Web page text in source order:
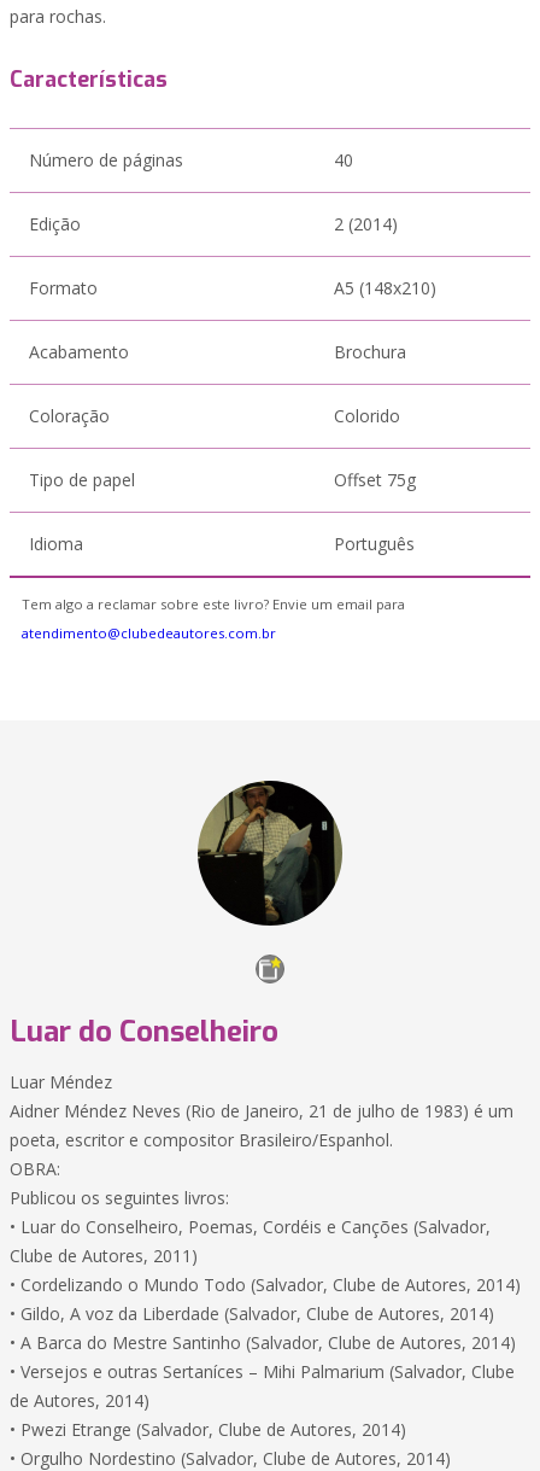
para rochas.
Características
Número de páginas 40
Edição 2 (2014)
Formato A5 (148x210)
Acabamento Brochura
Coloração Colorido
Tipo de papel Offset 75g
Idioma Português
Tem algo a reclamar sobre este livro? Envie um email para
atendimento@clubedeautores.com.br
Luar do Conselheiro
Luar Méndez
Aidner Méndez Neves (Rio de Janeiro, 21 de julho de 1983) é um
poeta, escritor e compositor Brasileiro/Espanhol.
OBRA:
Publicou os seguintes livros:
• Luar do Conselheiro, Poemas, Cordéis e Canções (Salvador,
Clube de Autores, 2011)
• Cordelizando o Mundo Todo (Salvador, Clube de Autores, 2014)
• Gildo, A voz da Liberdade (Salvador, Clube de Autores, 2014)
• A Barca do Mestre Santinho (Salvador, Clube de Autores, 2014)
• Versejos e outras Sertaníces – Mihi Palmarium (Salvador, Clube
de Autores, 2014)
• Pwezi Etrange (Salvador, Clube de Autores, 2014)
• Orgulho Nordestino (Salvador, Clube de Autores, 2014)